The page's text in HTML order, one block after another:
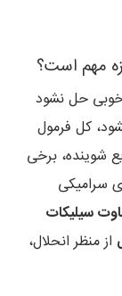
مهم است؟
خوبی حل نشود
کل فرمول
شوینده، برخی
سرامیکی
سیلیکات
از منظر انحلال،